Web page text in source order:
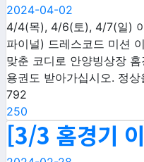
2024-04-02
4/4(목), 4/6(토), 4/7(일)
파이널) 드레스코드 미션
맞춘 코디로 안양빙상장
용권도 받아가십시오. 정
792
250
[3/3 홈경기